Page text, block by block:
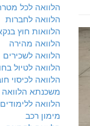
הלוואה לכל
הלוואה לחברות
הלוואות חוץ
הלוואה מהירה
הלוואה לשכירים
הלוואה לטיול
הלוואה לכיסוי
משכנתא הלוואה
הלוואה ללימודים
מימון רכב